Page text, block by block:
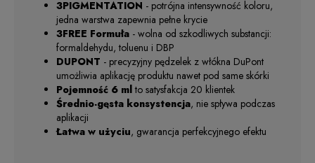
3PIGMENTATION - potrójna intensywność koloru,
jedna warstwa zapewnia pełne krycie
3FREE Formuła - wolna od szkodliwych substancji:
formaldehydu, toluenu i DBP
DUPONT - precyzyjny pędzelek z włókna DuPont
umożliwia aplikację produktu nawet pod same skórki
Pojemność 6 mlto satysfakcja 20 klientek
Średnio-gęsta konsystencja, nie spływa podczas
aplikacji
Łatwa w użyciu, gwarancja perfekcyjnego efektu